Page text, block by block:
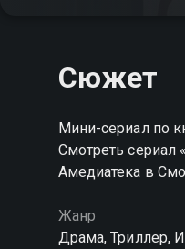
Сюжет
Мини-сериал по
Смотреть сериал
Амедиатека в
Жанр
Драма, Триллер,